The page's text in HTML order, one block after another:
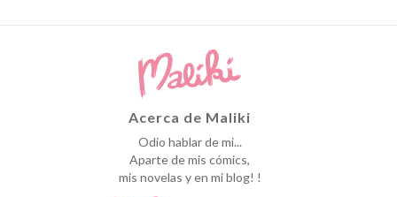
Acerca de Maliki
Odio hablar de mi...
Aparte de mis cómics,
mis novelas y en mi blog! !